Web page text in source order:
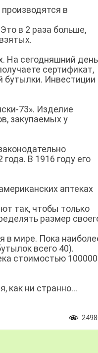
в
в 2 раза больше,
На сегодняшний день
сертификат,
Инвестиции
73». Изделие
закупаемых у
В 1916 году его
аптеках
так, чтобы только
размер
в мире. Пока
всего 40).
стоимостью 100000
как ни странно…